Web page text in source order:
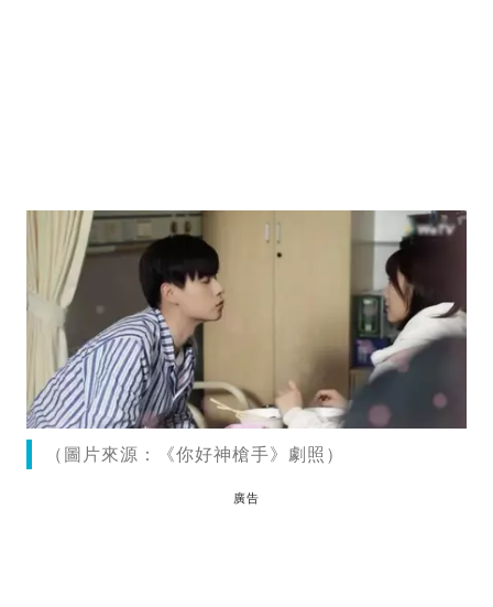
（圖片來源：《你好神槍手》劇照）
廣告